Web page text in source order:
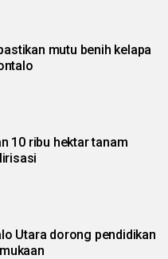
mutu benih kelapa
10 ribu hektar tanam
Utara dorong pendidikan